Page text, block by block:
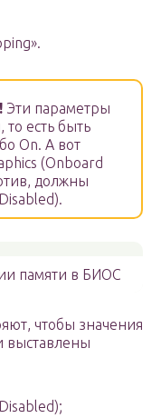
Эти параметры
есть быть
On. А вот
(Onboard
должны
памяти в БИОС
чтобы значения
выставлены